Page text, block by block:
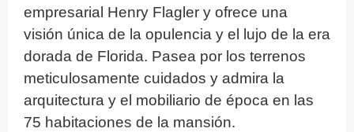
empresarial Henry Flagler y ofrece una
visión única de la opulencia y el lujo de la era
dorada de Florida. Pasea por los terrenos
meticulosamente cuidados y admira la
arquitectura y el mobiliario de época en las
75 habitaciones de la mansión.